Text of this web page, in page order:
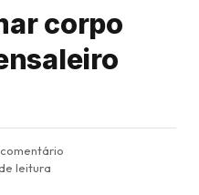
corpo
leitura